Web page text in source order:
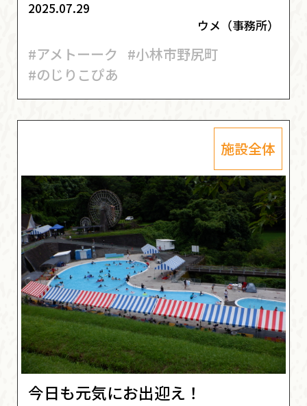
2025.07.29
ウメ（事務所）
#アメトーーク #小林市野尻町
#のじりこぴあ
施設全体
今日も元気にお出迎え！